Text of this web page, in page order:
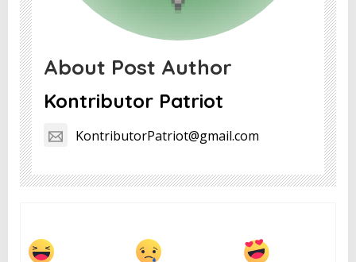
About Post Author
Kontributor Patriot
KontributorPatriot@gmail.com